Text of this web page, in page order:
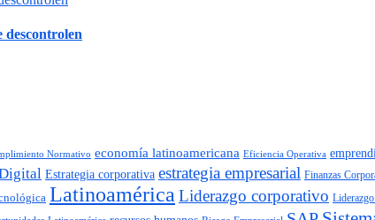
descontrolen
Normativo economía latinoamericana Eficiencia Operativa
Estrategia corporativa estrategia empresarial Finanzas
LatinoaméricaLiderazgo corporativo